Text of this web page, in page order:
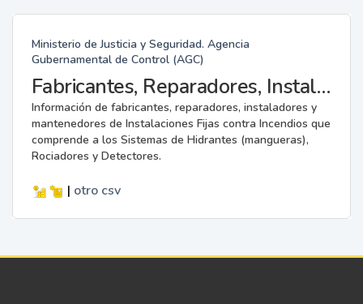
Ministerio de Justicia y Seguridad. Agencia
Gubernamental de Control (AGC)
Fabricantes, Reparadores, Instaladores y Mantenedores de Instalaciones Fijas contra Incendios.
Información de fabricantes, reparadores, instaladores y
mantenedores de Instalaciones Fijas contra Incendios que
comprende a los Sistemas de Hidrantes (mangueras),
Rociadores y Detectores.
| otro csv